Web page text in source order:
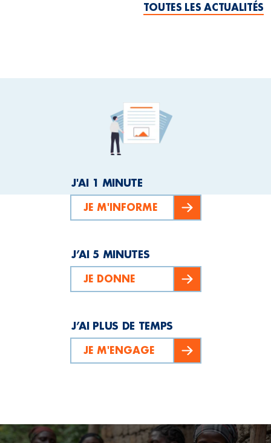
TOUTES LES ACTUALITÉS
J'AI 1 MINUTE
JE M'INFORME
J’AI 5 MINUTES
JE DONNE
J’AI PLUS DE TEMPS
JE M'ENGAGE